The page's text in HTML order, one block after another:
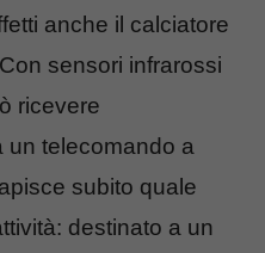
anche il calciatore
sensori infrarossi
ricevere
un telecomando a
subito quale
destinato a un